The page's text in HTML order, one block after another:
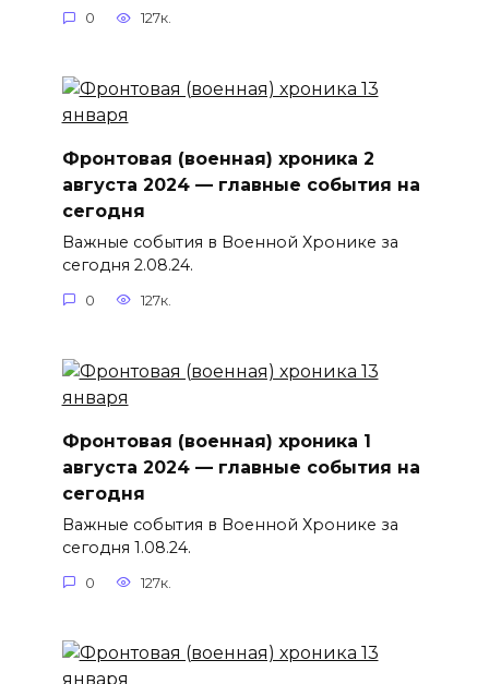
0 127к.
Фронтовая (военная) хроника 2
августа 2024 — главные события на
сегодня
Важные события в Военной Хронике за
сегодня 2.08.24.
0 127к.
Фронтовая (военная) хроника 1
августа 2024 — главные события на
сегодня
Важные события в Военной Хронике за
сегодня 1.08.24.
0 127к.